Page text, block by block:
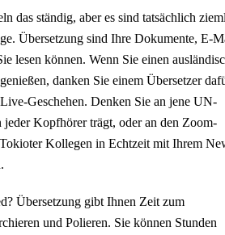
das ständig, aber es sind tatsächlich
Übersetzung sind Ihre Dokumente, E-
lesen können. Wenn Sie einen
danken Sie einem Übersetzer
Geschehen. Denken Sie an jene UN-
jeder Kopfhörer trägt, oder an den Zoom-
Kollegen in Echtzeit mit Ihrem
Übersetzung gibt Ihnen Zeit zum
und Polieren. Sie können Stunden